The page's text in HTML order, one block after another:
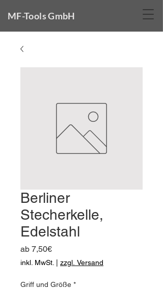
MF-Tools GmbH
Berliner
Stecherkelle,
Edelstahl
ab 7,50€Sale-
Preis
inkl. MwSt. zzgl. Versand
Griff und Größe *